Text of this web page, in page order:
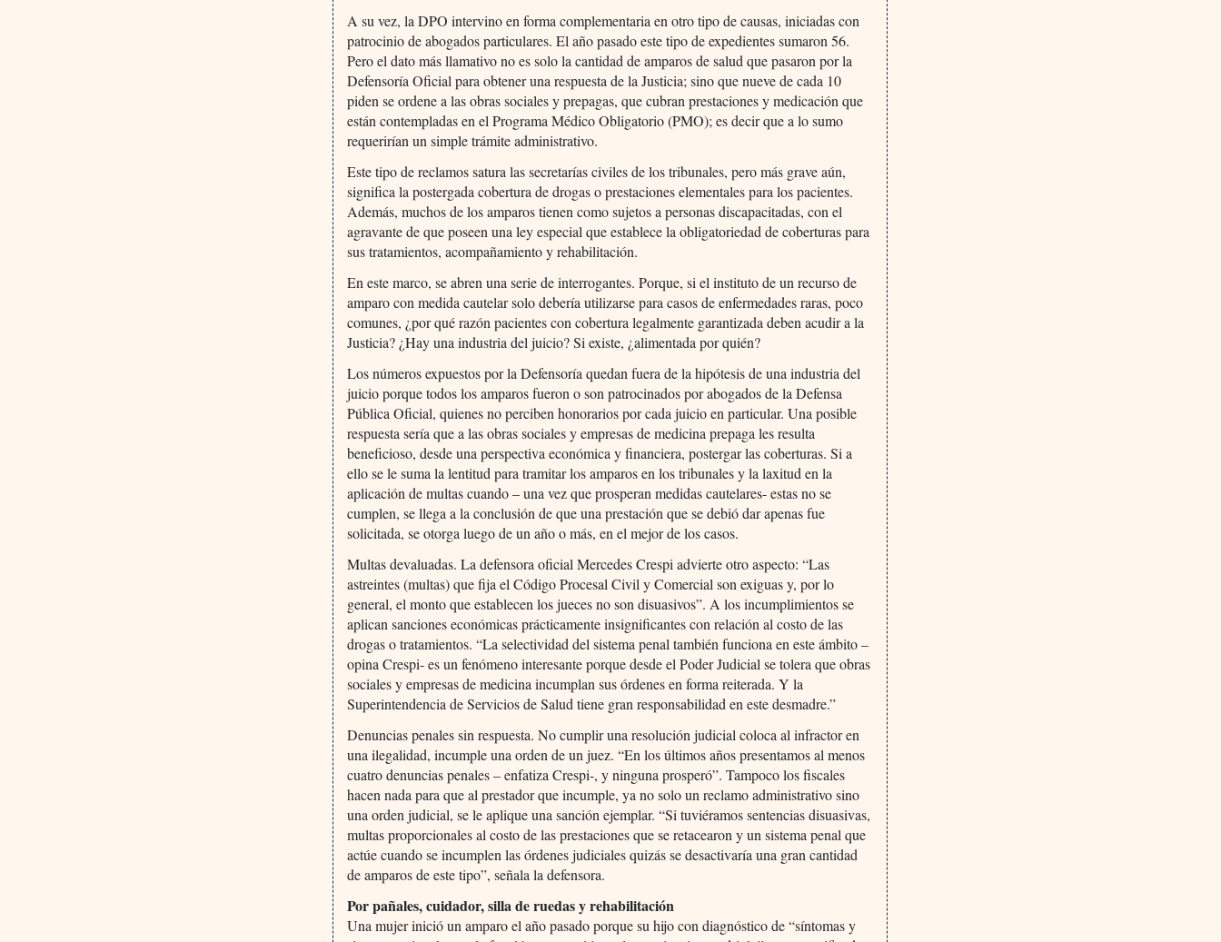
A su vez, la DPO intervino en forma complementaria en otro tipo de causas, iniciadas con
patrocinio de abogados particulares. El año pasado este tipo de expedientes sumaron 56.
Pero el dato más llamativo no es solo la cantidad de amparos de salud que pasaron por la
Defensoría Oficial para obtener una respuesta de la Justicia; sino que nueve de cada 10
piden se ordene a las obras sociales y prepagas, que cubran prestaciones y medicación que
están contempladas en el Programa Médico Obligatorio (PMO); es decir que a lo sumo
requerirían un simple trámite administrativo.
Este tipo de reclamos satura las secretarías civiles de los tribunales, pero más grave aún,
significa la postergada cobertura de drogas o prestaciones elementales para los pacientes.
Además, muchos de los amparos tienen como sujetos a personas discapacitadas, con el
agravante de que poseen una ley especial que establece la obligatoriedad de coberturas para
sus tratamientos, acompañamiento y rehabilitación.
En este marco, se abren una serie de interrogantes. Porque, si el instituto de un recurso de
amparo con medida cautelar solo debería utilizarse para casos de enfermedades raras, poco
comunes, ¿por qué razón pacientes con cobertura legalmente garantizada deben acudir a la
Justicia? ¿Hay una industria del juicio? Si existe, ¿alimentada por quién?
Los números expuestos por la Defensoría quedan fuera de la hipótesis de una industria del
juicio porque todos los amparos fueron o son patrocinados por abogados de la Defensa
Pública Oficial, quienes no perciben honorarios por cada juicio en particular. Una posible
respuesta sería que a las obras sociales y empresas de medicina prepaga les resulta
beneficioso, desde una perspectiva económica y financiera, postergar las coberturas. Si a
ello se le suma la lentitud para tramitar los amparos en los tribunales y la laxitud en la
aplicación de multas cuando – una vez que prosperan medidas cautelares- estas no se
cumplen, se llega a la conclusión de que una prestación que se debió dar apenas fue
solicitada, se otorga luego de un año o más, en el mejor de los casos.
Multas devaluadas. La defensora oficial Mercedes Crespi advierte otro aspecto: “Las
astreintes (multas) que fija el Código Procesal Civil y Comercial son exiguas y, por lo
general, el monto que establecen los jueces no son disuasivos”. A los incumplimientos se
aplican sanciones económicas prácticamente insignificantes con relación al costo de las
drogas o tratamientos. “La selectividad del sistema penal también funciona en este ámbito –
opina Crespi- es un fenómeno interesante porque desde el Poder Judicial se tolera que obras
sociales y empresas de medicina incumplan sus órdenes en forma reiterada. Y la
Superintendencia de Servicios de Salud tiene gran responsabilidad en este desmadre.”
Denuncias penales sin respuesta. No cumplir una resolución judicial coloca al infractor en
una ilegalidad, incumple una orden de un juez. “En los últimos años presentamos al menos
cuatro denuncias penales – enfatiza Crespi-, y ninguna prosperó”. Tampoco los fiscales
hacen nada para que al prestador que incumple, ya no solo un reclamo administrativo sino
una orden judicial, se le aplique una sanción ejemplar. “Si tuviéramos sentencias disuasivas,
multas proporcionales al costo de las prestaciones que se retacearon y un sistema penal que
actúe cuando se incumplen las órdenes judiciales quizás se desactivaría una gran cantidad
de amparos de este tipo”, señala la defensora.
Por pañales, cuidador, silla de ruedas y rehabilitación
Una mujer inició un amparo el año pasado porque su hijo con diagnóstico de “síntomas y